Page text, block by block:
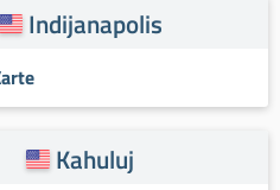
Indijanapolis
Kahuluj